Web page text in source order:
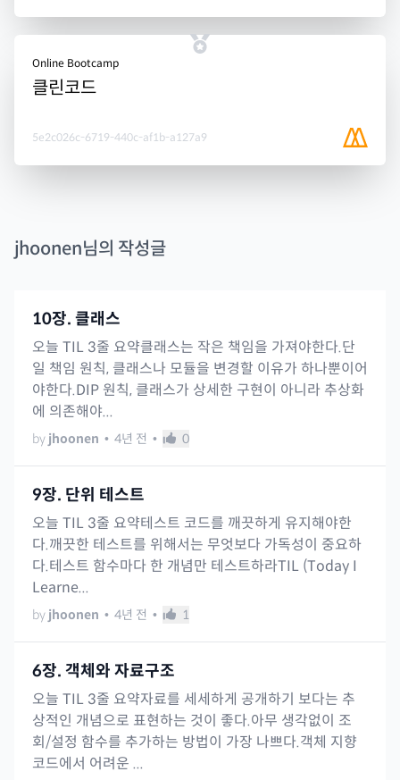
Online Bootcamp
클린코드
5e2c026c-6719-440c-af1b-a127a9
jhoonen님의 작성글
10장. 클래스
오늘 TIL 3줄 요약클래스는 작은 책임을 가져야한다.단
일 책임 원칙, 클래스나 모듈을 변경할 이유가 하나뿐이어
야한다.DIP 원칙, 클래스가 상세한 구현이 아니라 추상화
에 의존해야...
by jhoonen • 4년 전 • 0
9장. 단위 테스트
오늘 TIL 3줄 요약테스트 코드를 깨끗하게 유지해야한
다.깨끗한 테스트를 위해서는 무엇보다 가독성이 중요하
다.테스트 함수마다 한 개념만 테스트하라TIL (Today I
Learne...
by jhoonen • 4년 전 • 1
6장. 객체와 자료구조
오늘 TIL 3줄 요약자료를 세세하게 공개하기 보다는 추
상적인 개념으로 표현하는 것이 좋다.아무 생각없이 조
회/설정 함수를 추가하는 방법이 가장 나쁘다.객체 지향
코드에서 어려운 ...